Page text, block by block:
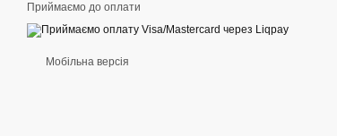
Приймаємо до оплати
Мобільна версія